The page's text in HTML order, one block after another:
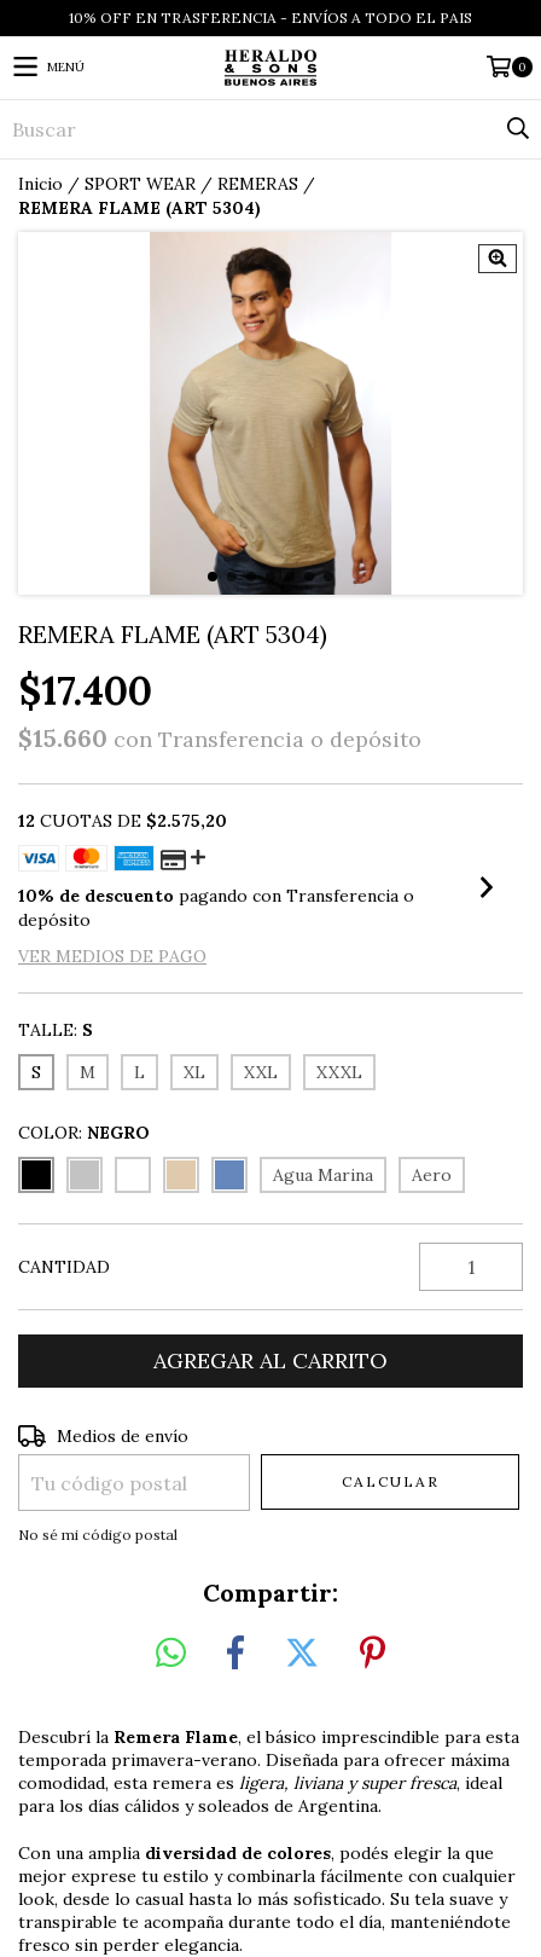
10% OFF EN TRASFERENCIA - ENVÍOS A TODO EL PAIS
MENÚ 0
Inicio / SPORT WEAR / REMERAS /
REMERA FLAME (ART 5304)
REMERA FLAME (ART 5304)
$17.400
$15.660 con Transferencia o depósito
12 CUOTAS DE $2.575,20
10% de descuento pagando con Transferencia o
depósito
VER MEDIOS DE PAGO
TALLE: S
S
M L XL XXL XXXL
COLOR: NEGRO
Agua Marina
Aero
CANTIDAD
Entregas para el CP:
Medios de envío
CALCULAR
No sé mi código postal
Compartir:
Descubrí la Remera Flame, el básico imprescindible para esta
temporada primavera-verano. Diseñada para ofrecer máxima
comodidad, esta remera es ligera, liviana y super fresca, ideal
para los días cálidos y soleados de Argentina.
Con una amplia diversidad de colores, podés elegir la que
mejor exprese tu estilo y combinarla fácilmente con cualquier
look, desde lo casual hasta lo más sofisticado. Su tela suave y
transpirable te acompaña durante todo el día, manteniéndote
fresco sin perder elegancia.